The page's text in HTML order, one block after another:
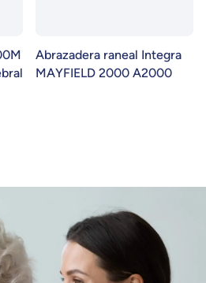
Abrazadera raneal Integra
MAYFIELD 2000 A2000